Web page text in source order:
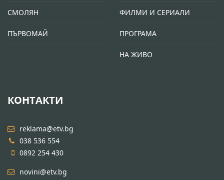
СМОЛЯН
ПЪРВОМАЙ
ФИЛМИ И СЕРИАЛИ
ПРОГРАМА
НА ЖИВО
КОНТАКТИ
reklama@etv.bg
038 536 554
0892 254 430
novini@etv.bg